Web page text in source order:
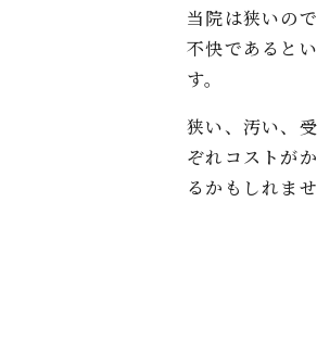
当院は狭いの
不快であると
す。
狭い、汚い、
ぞれコストが
るかもしれませ